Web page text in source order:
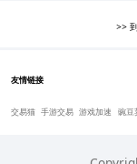
>>
友情链接
交易猫 手游交易 游戏加速 豌豆